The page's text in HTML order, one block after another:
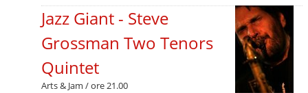
Jazz Giant - Steve
Grossman Two Tenors
Quintet
Arts & Jam / ore 21.00